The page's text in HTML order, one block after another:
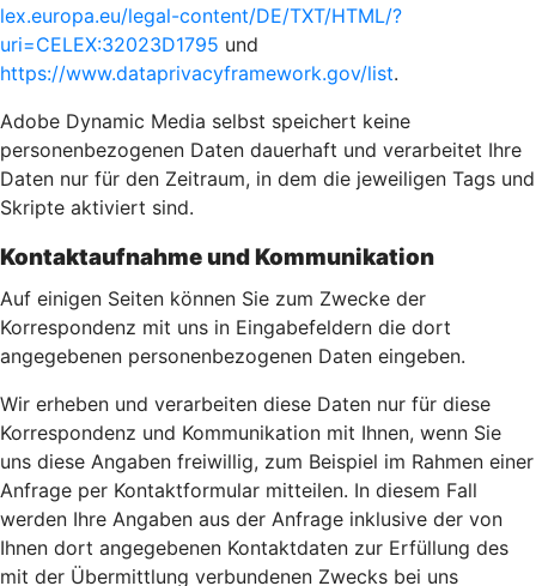
lex.europa.eu/legal-content/DE/TXT/HTML/?
uri=CELEX:32023D1795 und
https://www.dataprivacyframework.gov/list.
Adobe Dynamic Media selbst speichert keine
personenbezogenen Daten dauerhaft und verarbeitet Ihre
Daten nur für den Zeitraum, in dem die jeweiligen Tags und
Skripte aktiviert sind.
Kontaktaufnahme und Kommunikation
Auf einigen Seiten können Sie zum Zwecke der
Korrespondenz mit uns in Eingabefeldern die dort
angegebenen personenbezogenen Daten eingeben.
Wir erheben und verarbeiten diese Daten nur für diese
Korrespondenz und Kommunikation mit Ihnen, wenn Sie
uns diese Angaben freiwillig, zum Beispiel im Rahmen einer
Anfrage per Kontaktformular mitteilen. In diesem Fall
werden Ihre Angaben aus der Anfrage inklusive der von
Ihnen dort angegebenen Kontaktdaten zur Erfüllung des
mit der Übermittlung verbundenen Zwecks bei uns